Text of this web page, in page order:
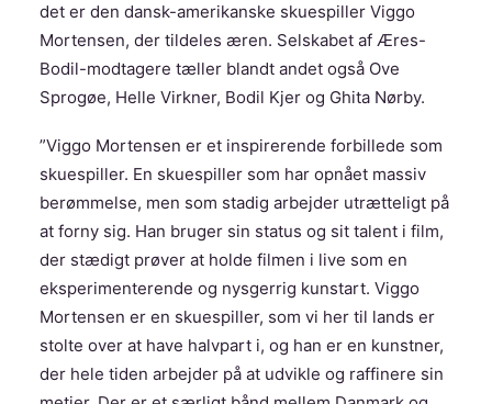
det er den dansk-amerikanske skuespiller Viggo
Mortensen, der tildeles æren. Selskabet af Æres-
Bodil-modtagere tæller blandt andet også Ove
Sprogøe, Helle Virkner, Bodil Kjer og Ghita Nørby.
”Viggo Mortensen er et inspirerende forbillede som
skuespiller. En skuespiller som har opnået massiv
berømmelse, men som stadig arbejder utrætteligt på
at forny sig. Han bruger sin status og sit talent i film,
der stædigt prøver at holde filmen i live som en
eksperimenterende og nysgerrig kunstart. Viggo
Mortensen er en skuespiller, som vi her til lands er
stolte over at have halvpart i, og han er en kunstner,
der hele tiden arbejder på at udvikle og raffinere sin